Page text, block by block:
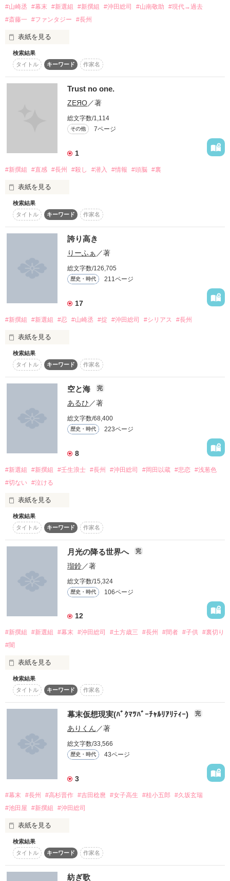
最終的には沖田総司落ち予定。
内容が故、新撰組、倒幕派どちらの見方からも書いています。
その為に、批判は一切受け付けません。
.
作品を読む
#山崎丞 #幕末 #新選組 #新撰組 #沖田総司 #山南敬助
#現代→過去
#斎藤一 #ファンタジー #長州
表紙を見る
山波花桜
(やまなみ　かお)。
岩倉瑠花
(いわくら　るか)。
約束の大空(そら)へと
何時の世でも
あの日……
貴方と見た
約束の大空(そら)を
探すから……
初めて綴る「新選組」の物語です。
史実に忠実な物語がお気に入りでしたら、
佳川鈴奈のお届けする
歴史ファンタジーくらいな感覚で、
気軽にお読みいただければ幸いです。
一部、史実の時間軸がずれているエピソードもありますが、
一応自分的にこの場所と言う「約束の大空の物語の核」以外
暴走しないように心がけたいとおもっています。
各方言が苦手なので、「方言」をうまく使いこなす書き方が出
脳内変換で宜しくお願いします。
す。
そして感想など頂けましたら、励みになります。
（ベリカ・野いちご公開作品）
2012.1.9　執筆開始
「約束の大空・２」にて第三幕完結。
作品番号/983004
第四幕より「約束の大空・3」
作品番号1460936
作品を読む
検索結果
タイトル
キーワード 作家名
Trust no one.
ΖЕЯО／著
総文字数/1,114
その他 7ページ
1
#新撰組 #直感 #長州 #殺し #潜入 #情報 #頭脳 #裏
表紙を見る
裏の世界での有名な噂。
「目的のためなら手段を選ばない二人組。
その行動は慎重且つ大胆で独創的。」
二人はこの時代をどう生きる？
作品を読む
検索結果
タイトル
キーワード 作家名
誇り高き
りーふぁ ／著
総文字数/126,705
歴史・時代 211ページ
17
#新撰組 #新選組 #忍 #山崎丞 #掟 #沖田総司 #シリアス #長州
表紙を見る
「何故、隊士になりたい？」
身も心もぼろぼろになっても。
「私は、約束したんだ。生きる、と」
これは最強で孤独な忍の物語。
(シリアスな場面あり)
りーふぁです。
誤字脱字、拙い部分はあると思いますが
どうぞよろしくお願いします。
また、気になる点があれば、教えていただけると幸いです。
※誹謗中傷はやめてください。
史実通りには進みません。
検索結果
タイトル
キーワード 作家名
空と海 完
あるひ ／著
総文字数/68,400
歴史・時代 223ページ
8
#新選組 #新撰組 #壬生浪士 #長州 #沖田総司 #岡田以蔵 #悲恋 #浅葱色
#切ない #泣ける
表紙を見る
私と貴方は決して結ばれない
刃は交えど、心は交えず。
空と海、水平線を境に決して交わらない二つの思い。
※歴史に忠実じゃないです。
ー▲▽ー▲▽ー▲▽ー▲▽ー▲▽ー
ランキングINしました!!!
最高ランキング
野いちご 6位
ベリーズカフェ 5位
検索結果
タイトル
キーワード 作家名
月光の降る世界へ 完
瑠鈴／著
総文字数/15,324
歴史・時代 106ページ
12
#新撰組 #新選組 #幕末 #沖田総司 #土方歳三 #長州 #間者 #子供 #裏切り
#闇
表紙を見る
何度裏切られても。
傷つけられても。
それでも、一緒にいたいと思った。
でも、この性格が・・・・・・
検索結果
タイトル
キーワード 作家名
幕末仮想現実(ﾊﾞｸﾏﾂﾊﾞｰﾁｬﾙﾘｱﾘﾃｨｰ) 完
ありくん／著
総文字数/33,566
歴史・時代 43ページ
3
#幕末 #長州 #高杉晋作 #吉田稔麿 #女子高生 #桂小五郎
#久坂玄瑞
#池田屋
#新撰組 #沖田総司
表紙を見る
幕末の長州藩を
(ﾊﾞｰﾁｬﾙﾘｱﾘﾃｨｰ)
検索結果
タイトル
キーワード 作家名
紡ぎ歌